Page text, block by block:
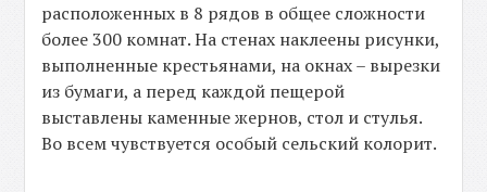
расположенных в 8 рядов в общее сложности
более 300 комнат. На стенах наклеены рисунки,
выполненные крестьянами, на окнах – вырезки
из бумаги, а перед каждой пещерой
выставлены каменные жернов, стол и стулья.
Во всем чувствуется особый сельский колорит.